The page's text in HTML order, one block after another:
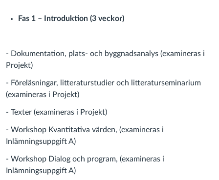
Fas 1 – Introduktion (3 veckor)
- Dokumentation, plats- och byggnadsanalys (examineras i
Projekt)
- Föreläsningar, litteraturstudier och litteraturseminarium
(examineras i Projekt)
- Texter (examineras i Projekt)
- Workshop Kvantitativa värden, (examineras i
Inlämningsuppgift A)
- Workshop Dialog och program, (examineras i
Inlämningsuppgift A)